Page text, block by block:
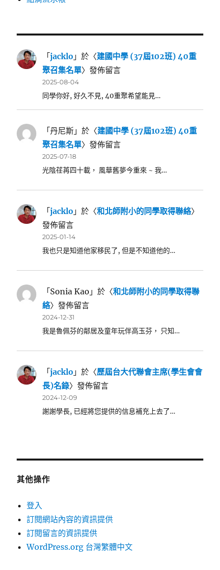
「jacklo 」於〈建國中學 (37屆102班) 40重
聚召集名單〉發佈留言
2025-08-04
同學你好, 好久不見, 40重聚希望能見…
「丹尼斯 」於〈建國中學 (37屆102班) 40重
聚召集名單〉發佈留言
2025-07-18
光陰荏苒四十載， 風華舊夢今重來 ~ 我…
「jacklo 」於〈和北師附小的同學取得聯絡〉
發佈留言
2025-01-14
我也只是知道他家移民了, 但是不知道他的…
「Sonia Kao 」於〈和北師附小的同學取得聯
絡〉發佈留言
2024-12-31
我是魯佩芬的鄰居及童年玩伴高玉芬， 只知…
「jacklo 」於〈歷屆台大代聯會主席(學生會會
長)名錄〉發佈留言
2024-12-09
謝謝學長, 已經將您提供的信息補充上去了…
其他操作
登入
訂閱網站內容的資訊提供
訂閱留言的資訊提供
WordPress.org 台灣繁體中文